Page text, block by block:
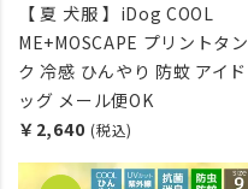
【 夏 犬服 】iDog COOL
ME+MOSCAPE プリントタン
ク 冷感 ひんやり 防蚊 アイド
ッグ メール便OK
￥2,640 (税込)